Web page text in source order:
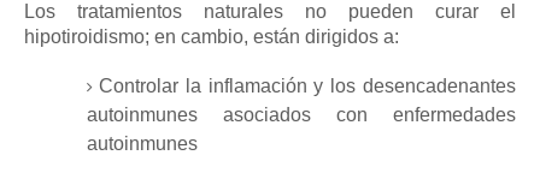
Los tratamientos naturales no pueden curar el
hipotiroidismo; en cambio, están dirigidos a:
Controlar la inflamación y los desencadenantes
autoinmunes asociados con enfermedades
autoinmunes